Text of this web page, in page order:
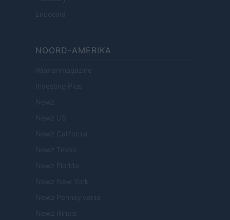
Encocina
NOORD-AMERIKA
Womanmagazine
Investing Plus
Newz
Newz US
Newz California
Newz Texas
Newz Florida
Newz New York
Newz Pennsylvania
Newz Illinois